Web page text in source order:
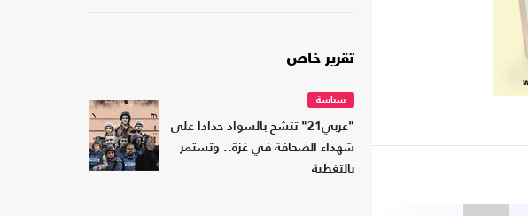
تقرير خاص
سياسة
"عربي21" تتشح بالسواد حدادا على
شهداء الصحافة في غزة.. وتستمر
بالتغطية